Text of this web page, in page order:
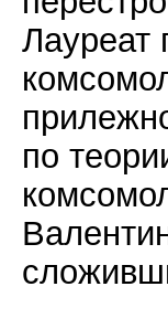
Лауреат
по